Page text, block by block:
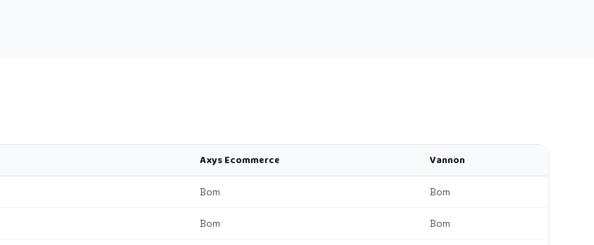
Axys Ecommerce Vannon
Bom Bom
Bom Bom